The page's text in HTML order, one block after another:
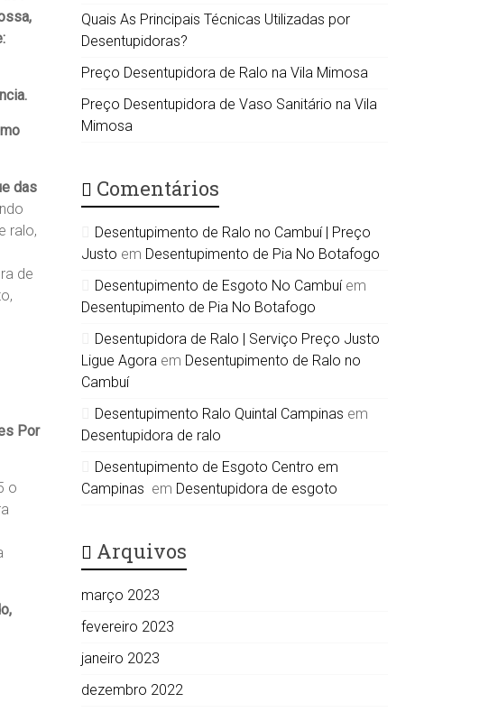
das
ralo,
de
Por
o
Quais As Principais Técnicas Utilizadas por
Desentupidoras?
Preço Desentupidora de Ralo na Vila Mimosa
Preço Desentupidora de Vaso Sanitário na Vila
Mimosa
Comentários
Desentupimento de Ralo no Cambuí | Preço
Justo em Desentupimento de Pia No Botafogo
Desentupimento de Esgoto No Cambuíem
Desentupimento de Pia No Botafogo
Desentupidora de Ralo | Serviço Preço Justo
Ligue Agora em Desentupimento de Ralo no
Cambuí
Desentupimento Ralo Quintal Campinas em
Desentupidora de ralo
Desentupimento de Esgoto Centro em
Campinas em Desentupidora de esgoto
Arquivos
março 2023
fevereiro 2023
janeiro 2023
dezembro 2022